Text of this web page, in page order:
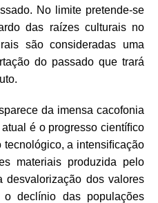
No limite pretende-se
das raízes culturais no
são consideradas uma
do passado que trará
da imensa cacofonia
é o progresso cientíﬁco
a intensiﬁcação
materiais produzida pelo
desvalorização dos valores
declínio das populações